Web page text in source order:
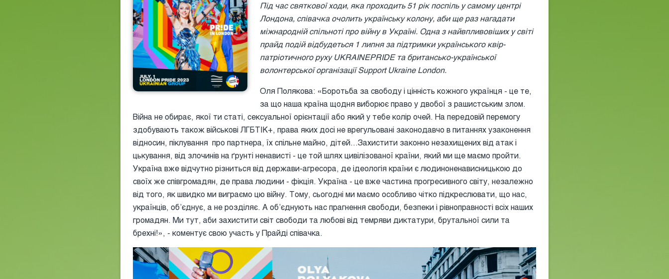
Під час святкової ходи, яка проходить 51 рік поспіль у самому центрі
Лондона, співачка очолить українську колону, аби ще раз нагадати
міжнародній спільноті про війну в Україні. Одна з найвпливовіших у світі
прайд подій відбудеться 1 липня за підтримки українського квір-
патріотичного руху UKRAINEPRIDE та британсько-української
волонтерської організації Support Ukraine London.
Оля Полякова: «Боротьба за свободу і цінність кожного українця - це те,
за що наша країна щодня виборює право у двобої з рашистським злом.
Війна не обирає, якої ти статі, сексуальної орієнтації або який у тебе колір очей. На передовій перемогу
здобувають також військові ЛГБТІК+, права яких досі не врегульовані законодавчо в питаннях узаконення
відносин, піклування про партнера, їх спільне майно, дітей…Захистити законно незахищених від атак і
цькування, від злочинів на ґрунті ненависті - це той шлях цивілізованої країни, який ми ще маємо пройти.
Україна вже відчутно різниться від держави-агресора, де ідеологія країни є людиноненависницькою до
своїх же співгромадян, де права людини - фікція. Україна - це вже частина прогресивного світу, незалежно
від того, як швидко ми виграємо цю війну. Тому, сьогодні ми маємо особливо чітко підкреслювати, що нас,
українців, обʼєднує, а не розділяє. А обʼєднують нас прагнення свободи, безпеки і рівноправності всіх наших
громадян. Ми тут, аби захистити світ свободи та любові від темряви диктатури, брутальної сили та
брехні!», - коментує свою участь у Прайді співачка.